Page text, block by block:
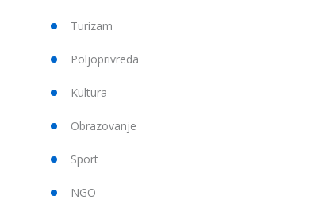
Turizam
Poljoprivreda
Kultura
Obrazovanje
Sport
NGO